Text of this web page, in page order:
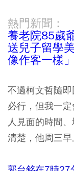
熱門新聞：
養老院85歲
送兒子留學
像作客一樣」
不過柯文哲隨
必行，但我一
人見面的時間
清楚，他周三早